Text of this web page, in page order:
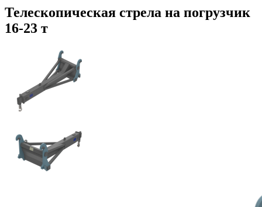
Телескопическая стрела на погрузчик
16-23 т